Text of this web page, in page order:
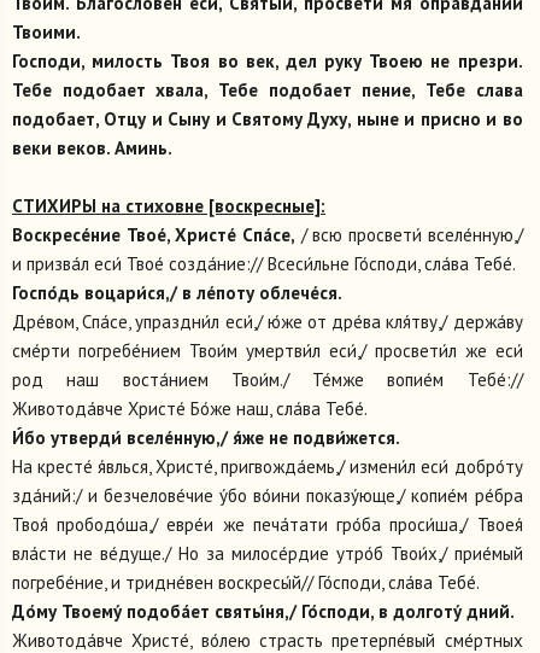
Твоими.
Господи, милость Твоя во век, дел руку Твоею не презри.
Тебе подобает хвала, Тебе подобает пение, Тебе слава
подобает, Отцу и Сыну и Святому Духу, ныне и присно и во
веки веков. Аминь.
СТИХИРЫ на стиховне [воскресные]:
Воскресе́ние Твое́, Христе́ Спа́се, / всю просвети́ вселе́нную,/
и призва́л еси́ Твое́ созда́ние:// Всеси́льне Го́споди, сла́ва Тебе́.
Госпо́дь воцари́ся,/ в ле́поту облече́ся.
Дре́вом, Спа́се, упраздни́л еси́,/ ю́же от дре́ва кля́тву,/ держа́ву
сме́рти погребе́нием Твои́м умертви́л еси́,/ просвети́л же еси́
род наш воста́нием Твои́м./ Те́мже вопие́м Тебе́://
Животода́вче Христе́ Бо́же наш, сла́ва Тебе́.
И́бо утверди́ вселе́нную,/ я́же не подви́жется.
На кресте́ я́влься, Христе́, пригвожда́емь,/ измени́л еси́ добро́ту
зда́ний:/ и безчелове́чие у́бо во́ини показу́юще,/ копие́м ре́бра
Твоя́ прободо́ша,/ евре́и же печа́тати гро́ба проси́ша,/ Твоея́
вла́сти не ве́дуще./ Но за милосе́рдие утро́б Твои́х,/ прие́мый
погребе́ние, и тридне́вен воскресы́й// Го́споди, сла́ва Тебе́.
До́му Твоему́ подоба́ет святы́ня,/ Го́споди, в долготу́ дний.
Животода́вче Христе́, во́лею страсть претерпе́вый сме́ртных